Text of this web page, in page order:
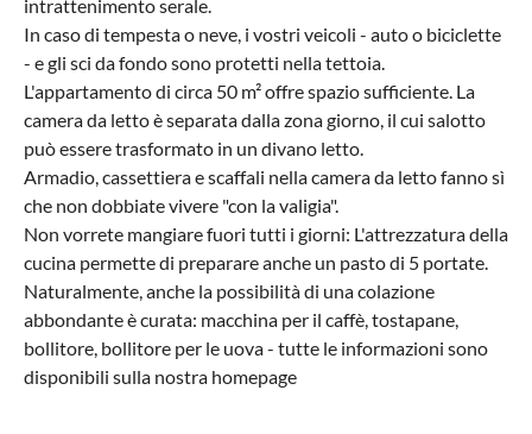
intrattenimento serale.
In caso di tempesta o neve, i vostri veicoli - auto o biciclette
- e gli sci da fondo sono protetti nella tettoia.
L'appartamento di circa 50 m² offre spazio sufficiente. La
camera da letto è separata dalla zona giorno, il cui salotto
può essere trasformato in un divano letto.
Armadio, cassettiera e scaffali nella camera da letto fanno sì
che non dobbiate vivere "con la valigia".
Non vorrete mangiare fuori tutti i giorni: L'attrezzatura della
cucina permette di preparare anche un pasto di 5 portate.
Naturalmente, anche la possibilità di una colazione
abbondante è curata: macchina per il caffè, tostapane,
bollitore, bollitore per le uova - tutte le informazioni sono
disponibili sulla nostra homepage